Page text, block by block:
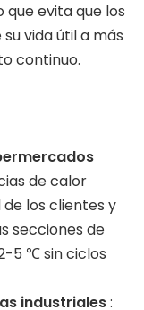
que evita que los
vida útil a más
continuo.
de calor
los clientes y
secciones de
5 ℃ sin ciclos
industriales: